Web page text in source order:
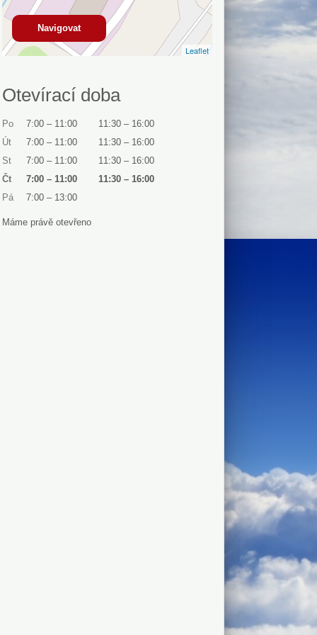
Leaflet
Navigovat
Otevírací doba
Po 7:00 – 11:00 11:30 – 16:00
Út
7:00 – 11:00 11:30 – 16:00
St
7:00 – 11:00 11:30 – 16:00
Čt
7:00 – 11:00 11:30 – 16:00
Pá
7:00 – 13:00
Máme právě otevřeno